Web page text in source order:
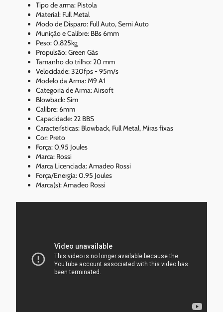
Tipo de arma: Pistola
Material: Full Metal
Modo de Disparo: Full Auto, Semi Auto
Munição e Calibre: BBs 6mm
Peso: 0,825kg
Propulsão: Green Gás
Tamanho do trilho: 20 mm
Velocidade: 320fps - 95m/s
Modelo da Arma: M9 A1
Categoria de Arma: Airsoft
Blowback: Sim
Calibre: 6mm
Capacidade: 22 BBS
Características: Blowback, Full Metal, Miras fixas
Cor: Preto
Força: 0,95 Joules
Marca: Rossi
Marca Licenciada: Amadeo Rossi
Força/Energia: 0.95 Joules
Marca(s): Amadeo Rossi